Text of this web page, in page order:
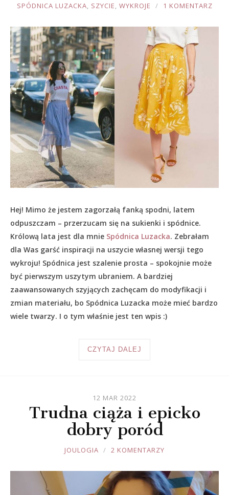
JOULE
SPÓDNICA LUZACKA, SZYCIE, WYKROJE 1 KOMENTARZ
Hej! Mimo że jestem zagorzałą fanką spodni, latem
odpuszczam – przerzucam się na sukienki i spódnice.
Królową lata jest dla mnie Spódnica Luzacka. Zebrałam
dla Was garść inspiracji na uszycie własnej wersji tego
wykroju! Spódnica jest szalenie prosta – spokojnie może
być pierwszym uszytym ubraniem. A bardziej
zaawansowanych szyjących zachęcam do modyfikacji i
zmian materiału, bo Spódnica Luzacka może mieć bardzo
wiele twarzy. I o tym właśnie jest ten wpis :)
CZYTAJ DALEJ
12 MAR 2022
Trudna ciąża i epicko
dobry poród
JOULE
JOULOGIA 2 KOMENTARZY